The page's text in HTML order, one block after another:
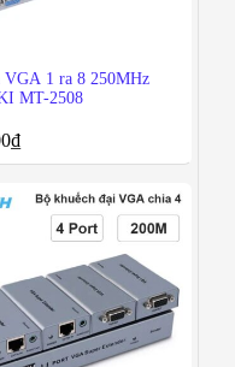
VGA 1 ra 8 250MHz
MT-2508
₫